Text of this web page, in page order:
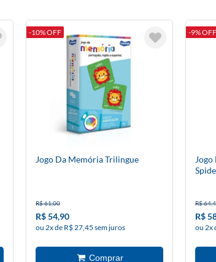
-10% OFF
Jogo Da Memória Trilingue
R$ 61,00
R$ 54,90
ou 2x de R$ 27,45 sem juros
-9% OFF
R$
R$
ou 2x